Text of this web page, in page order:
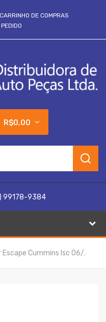
CARRINHO DE COMPRAS
R$0,00
99178-9384
Cummins Isc 06/.